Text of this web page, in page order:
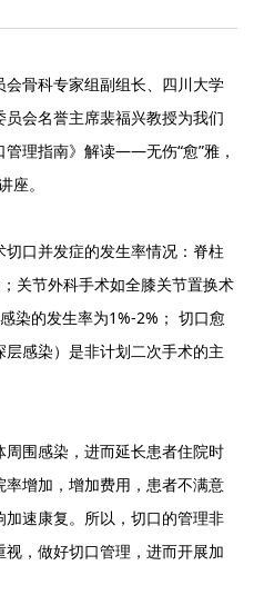
骨科专家组副组长、四川大学
会名誉主席裴福兴教授为我们
理指南》解读——无伤“愈”雅，
座。
口并发症的发生率情况：脊柱
关节外科手术如全膝关节置换术
染的发生率为1%-2%； 切口愈
感染）是非计划二次手术的主
围感染，进而延长患者住院时
增加，增加费用，患者不满意
速康复。所以，切口的管理非
，做好切口管理，进而开展加